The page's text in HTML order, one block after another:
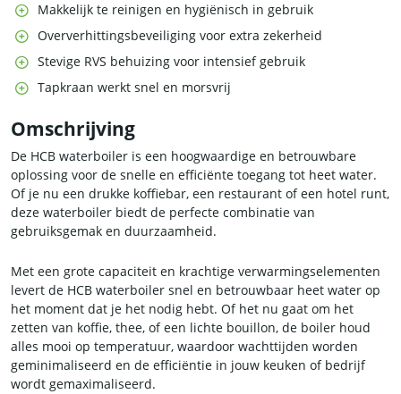
Makkelijk te reinigen en hygiënisch in gebruik
Oververhittingsbeveiliging voor extra zekerheid
Stevige RVS behuizing voor intensief gebruik
Tapkraan werkt snel en morsvrij
Omschrijving
De HCB waterboiler is een hoogwaardige en betrouwbare
oplossing voor de snelle en efficiënte toegang tot heet water.
Of je nu een drukke koffiebar, een restaurant of een hotel runt,
deze waterboiler biedt de perfecte combinatie van
gebruiksgemak en duurzaamheid.
Met een grote capaciteit en krachtige verwarmingselementen
levert de HCB waterboiler snel en betrouwbaar heet water op
het moment dat je het nodig hebt. Of het nu gaat om het
zetten van koffie, thee, of een lichte bouillon, de boiler houd
alles mooi op temperatuur, waardoor wachttijden worden
geminimaliseerd en de efficiëntie in jouw keuken of bedrijf
wordt gemaximaliseerd.